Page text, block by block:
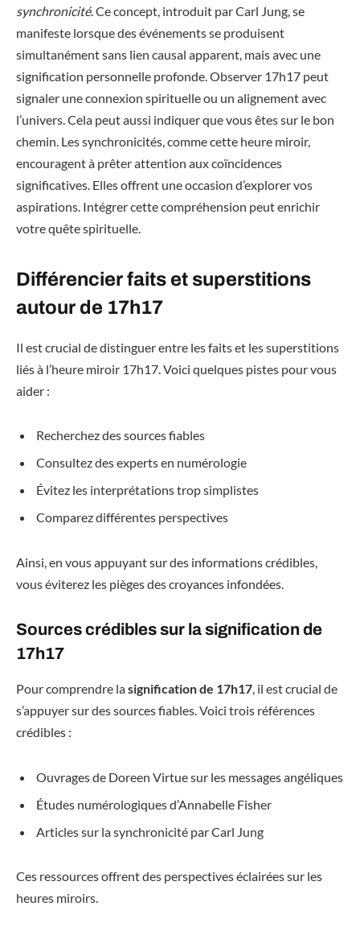
synchronicité. Ce concept, introduit par Carl Jung, se
manifeste lorsque des événements se produisent
simultanément sans lien causal apparent, mais avec une
signification personnelle profonde. Observer 17h17 peut
signaler une connexion spirituelle ou un alignement avec
l’univers. Cela peut aussi indiquer que vous êtes sur le bon
chemin. Les synchronicités, comme cette heure miroir,
encouragent à prêter attention aux coïncidences
significatives. Elles offrent une occasion d’explorer vos
aspirations. Intégrer cette compréhension peut enrichir
votre quête spirituelle.
Différencier faits et superstitions
autour de 17h17
Il est crucial de distinguer entre les faits et les superstitions
liés à l’heure miroir 17h17. Voici quelques pistes pour vous
aider :
Recherchez des sources fiables
Consultez des experts en numérologie
Évitez les interprétations trop simplistes
Comparez différentes perspectives
Ainsi, en vous appuyant sur des informations crédibles,
vous éviterez les pièges des croyances infondées.
Sources crédibles sur la signification de
17h17
Pour comprendre lasignification de 17h17, il est crucial de
s’appuyer sur des sources fiables. Voici trois références
crédibles :
Ouvrages de Doreen Virtue sur les messages angéliques
Études numérologiques d’Annabelle Fisher
Articles sur la synchronicité par Carl Jung
Ces ressources offrent des perspectives éclairées sur les
heures miroirs.